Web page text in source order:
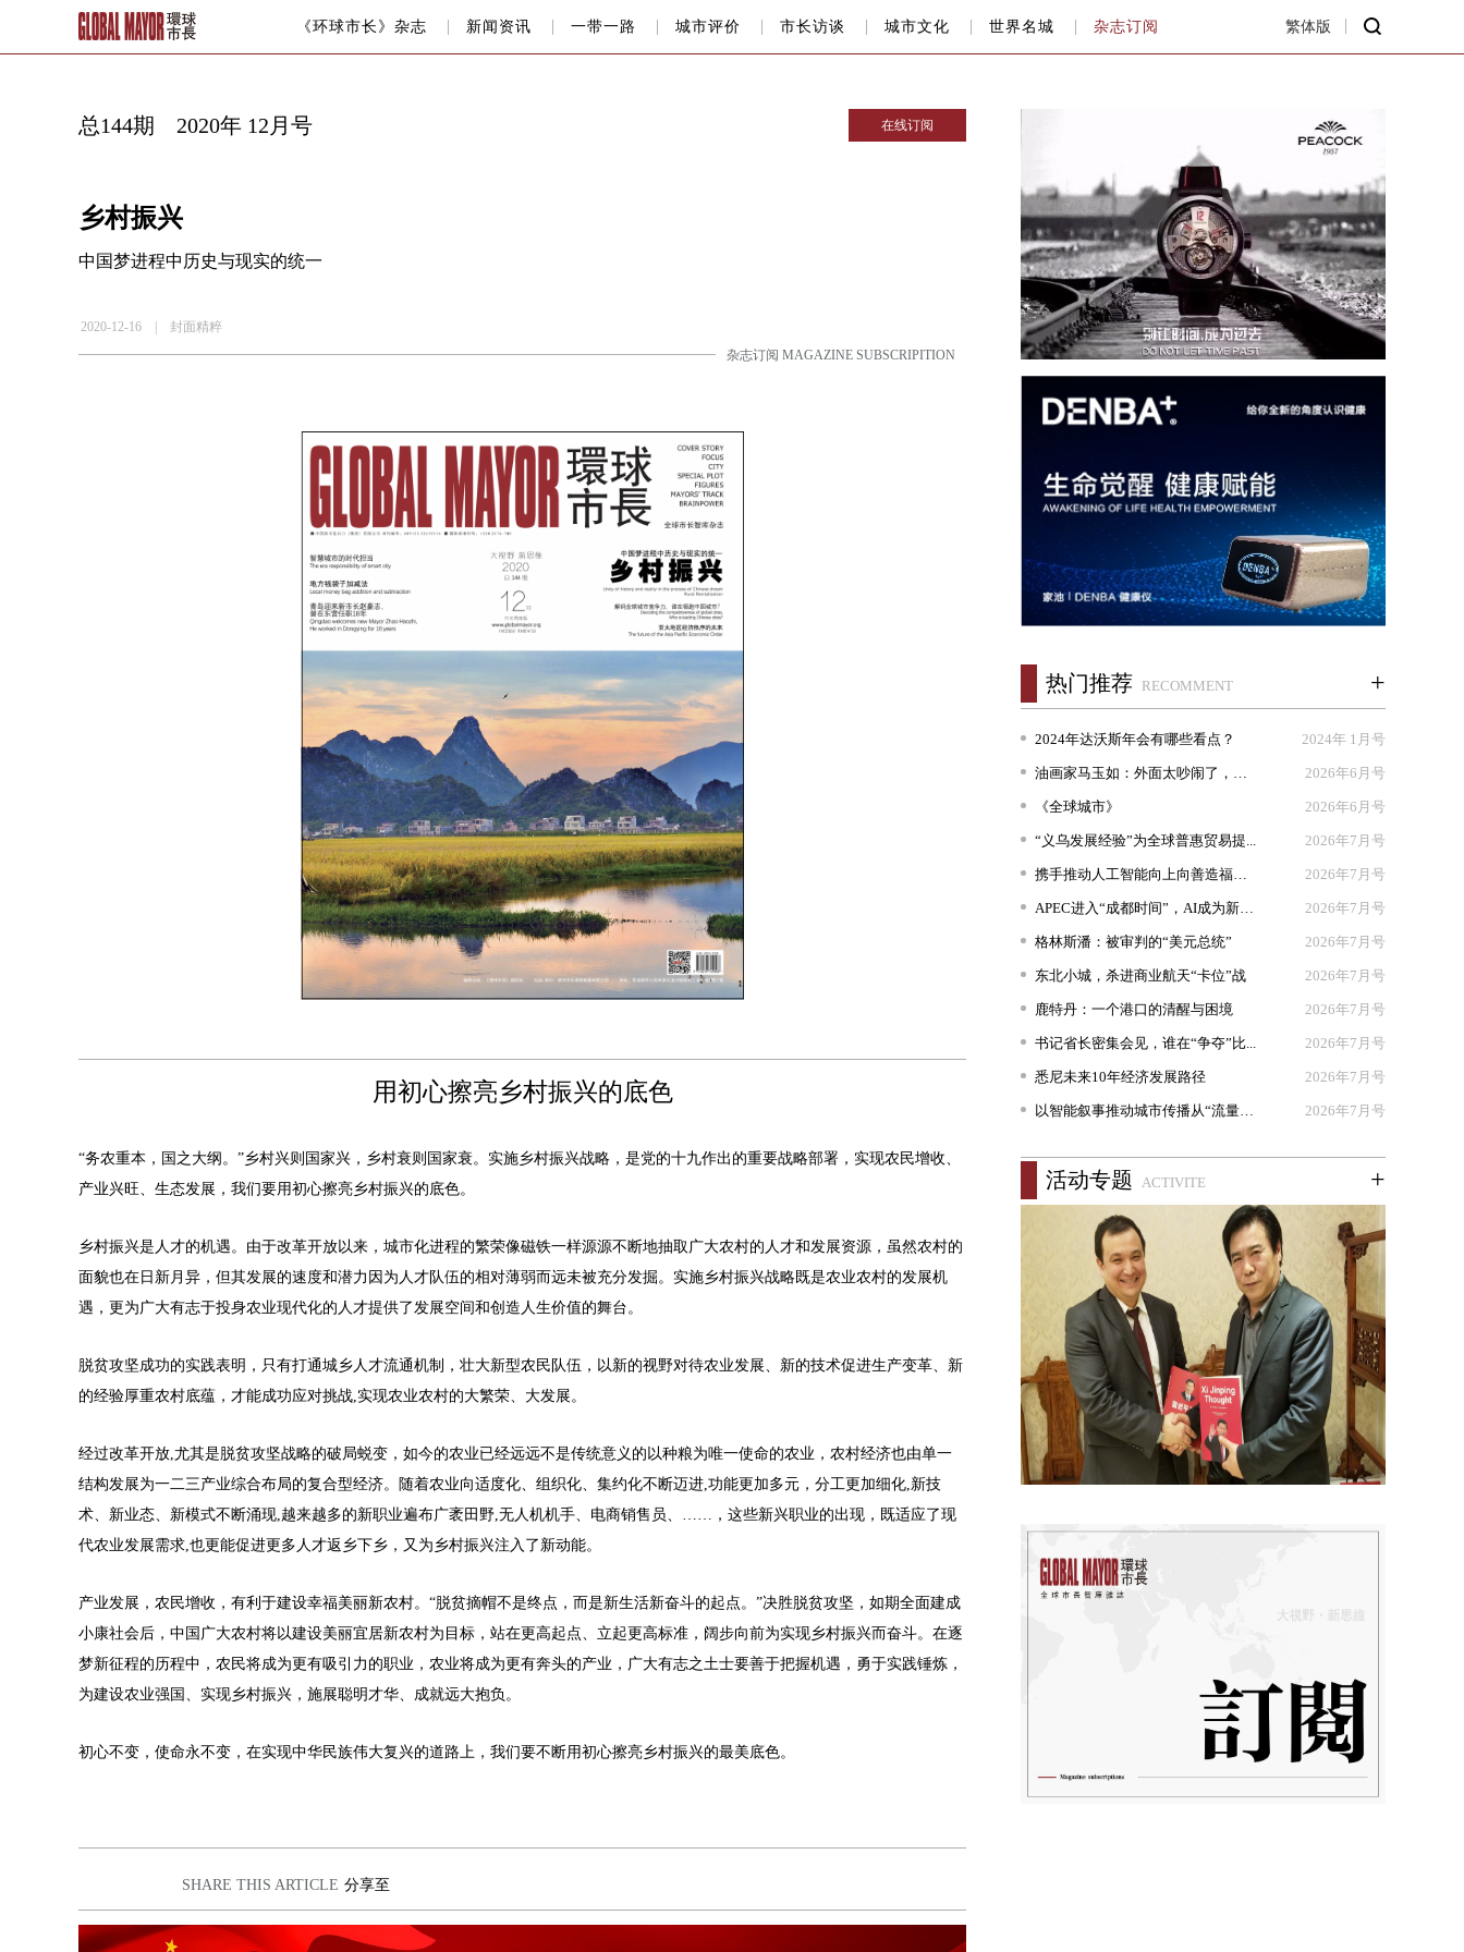
《环球市长》杂志 新闻资讯 一带一路 城市评价 市长访谈 城市文化 世界名城 杂志订阅 繁体版
总144期 2020年 12月号 在线订阅
乡村振兴
中国梦进程中历史与现实的统一
2020-12-16 | 封面精粹
杂志订阅 MAGAZINE SUBSCRIPITION
用初心擦亮乡村振兴的底色
“务农重本，国之大纲。”乡村兴则国家兴，乡村衰则国家衰。实施乡村振兴战略，是党的十九作出的重要战略部署，实现农民增收、
产业兴旺、生态发展，我们要用初心擦亮乡村振兴的底色。
乡村振兴是人才的机遇。由于改革开放以来，城市化进程的繁荣像磁铁一样源源不断地抽取广大农村的人才和发展资源，虽然农村的
面貌也在日新月异，但其发展的速度和潜力因为人才队伍的相对薄弱而远未被充分发掘。实施乡村振兴战略既是农业农村的发展机
遇，更为广大有志于投身农业现代化的人才提供了发展空间和创造人生价值的舞台。
脱贫攻坚成功的实践表明，只有打通城乡人才流通机制，壮大新型农民队伍，以新的视野对待农业发展、新的技术促进生产变革、新
的经验厚重农村底蕴，才能成功应对挑战,实现农业农村的大繁荣、大发展。
经过改革开放,尤其是脱贫攻坚战略的破局蜕变，如今的农业已经远远不是传统意义的以种粮为唯一使命的农业，农村经济也由单一
结构发展为一二三产业综合布局的复合型经济。随着农业向适度化、组织化、集约化不断迈进,功能更加多元，分工更加细化,新技
术、新业态、新模式不断涌现,越来越多的新职业遍布广袤田野,无人机机手、电商销售员、……，这些新兴职业的出现，既适应了现
代农业发展需求,也更能促进更多人才返乡下乡，又为乡村振兴注入了新动能。
产业发展，农民增收，有利于建设幸福美丽新农村。“脱贫摘帽不是终点，而是新生活新奋斗的起点。”决胜脱贫攻坚，如期全面建成
小康社会后，中国广大农村将以建设美丽宜居新农村为目标，站在更高起点、立起更高标准，阔步向前为实现乡村振兴而奋斗。在逐
梦新征程的历程中，农民将成为更有吸引力的职业，农业将成为更有奔头的产业，广大有志之土士要善于把握机遇，勇于实践锤炼，
为建设农业强国、实现乡村振兴，施展聪明才华、成就远大抱负。
初心不变，使命永不变，在实现中华民族伟大复兴的道路上，我们要不断用初心擦亮乡村振兴的最美底色。
SHARE THIS ARTICLE 分享至
热门推荐 RECOMMENT +
2024年达沃斯年会有哪些看点？ 2024年 1月号
油画家马玉如：外面太吵闹了，我想... 2026年6月号
《全球城市》 2026年6月号
“义乌发展经验”为全球普惠贸易提... 2026年7月号
携手推动人工智能向上向善造福人类 2026年7月号
APEC进入“成都时间”，AI成为新坐... 2026年7月号
格林斯潘：被审判的“美元总统” 2026年7月号
东北小城，杀进商业航天“卡位”战 2026年7月号
鹿特丹：一个港口的清醒与困境 2026年7月号
书记省长密集会见，谁在“争夺”比... 2026年7月号
悉尼未来10年经济发展路径 2026年7月号
以智能叙事推动城市传播从“流量出... 2026年7月号
活动专题 ACTIVITE +